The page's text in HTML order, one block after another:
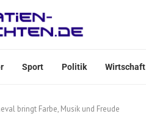
Sport Politik Wirtschaft
bringt Farbe, Musik und Freude